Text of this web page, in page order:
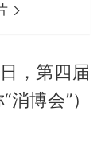
，第四届
博会”）